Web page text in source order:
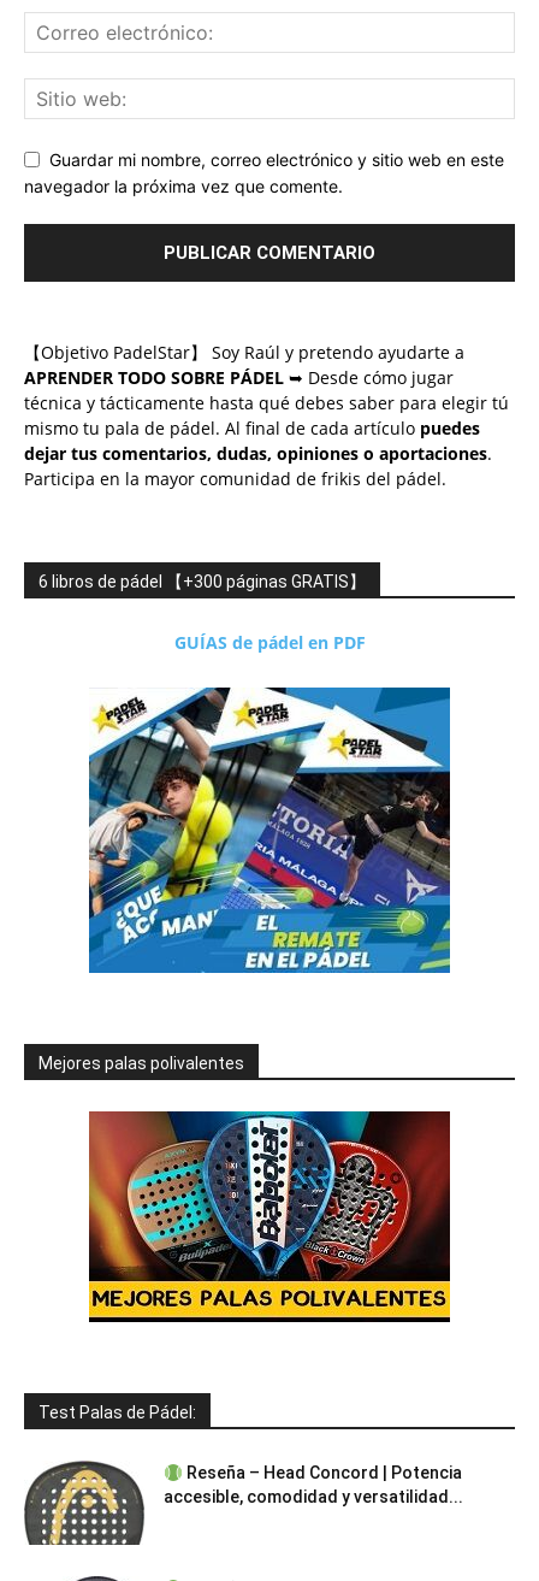
Guardar mi nombre, correo electrónico y sitio web en este
navegador la próxima vez que comente.
【Objetivo PadelStar】 Soy Raúl y pretendo ayudarte a
APRENDER TODO SOBRE PÁDEL ➥ Desde cómo jugar
técnica y tácticamente hasta qué debes saber para elegir tú
mismo tu pala de pádel. Al final de cada artículo puedes
dejar tus comentarios, dudas, opiniones o aportaciones.
Participa en la mayor comunidad de frikis del pádel.
6 libros de pádel 【+300 páginas GRATIS】
GUÍAS de pádel en PDF
Mejores palas polivalentes
Test Palas de Pádel:
Reseña – Head Concord | Potencia
accesible, comodidad y versatilidad...